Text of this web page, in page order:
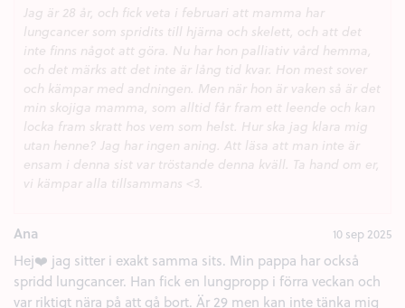
Jag är 28 år, och fick veta i februari att mamma har
lungcancer som spridits till hjärna och skelett, och att det
inte finns något att göra. Nu har hon palliativ vård hemma,
och det märks att det inte är lång tid kvar. Hon mest sover
och kämpar med andningen. Men när hon är vaken så är det
min skojiga mamma, som alltid får fram ett leende och kan
locka fram skratt hos vem som helst. Hur ska jag klara mig
utan henne? Jag har ingen aning. Att läsa att man inte är
ensam i denna sist var tröstande denna kväll. Ta hand om er,
vi kämpar alla tillsammans <3.
Ana 10 sep 2025
Hej❤️ jag sitter i exakt samma sits. Min pappa har också
spridd lungcancer. Han fick en lungpropp i förra veckan och
var riktigt nära på att gå bort. Är 29 men kan inte tänka mig